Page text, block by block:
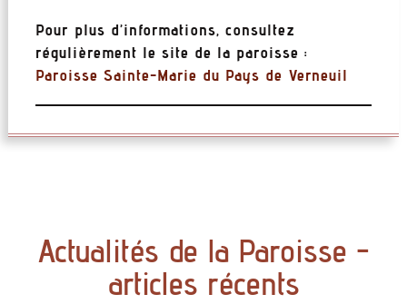
Pour plus d’informations, consultez
régulièrement le site de la paroisse :
Paroisse Sainte-Marie du Pays de Verneuil
Actualités de la Paroisse -
articles récents